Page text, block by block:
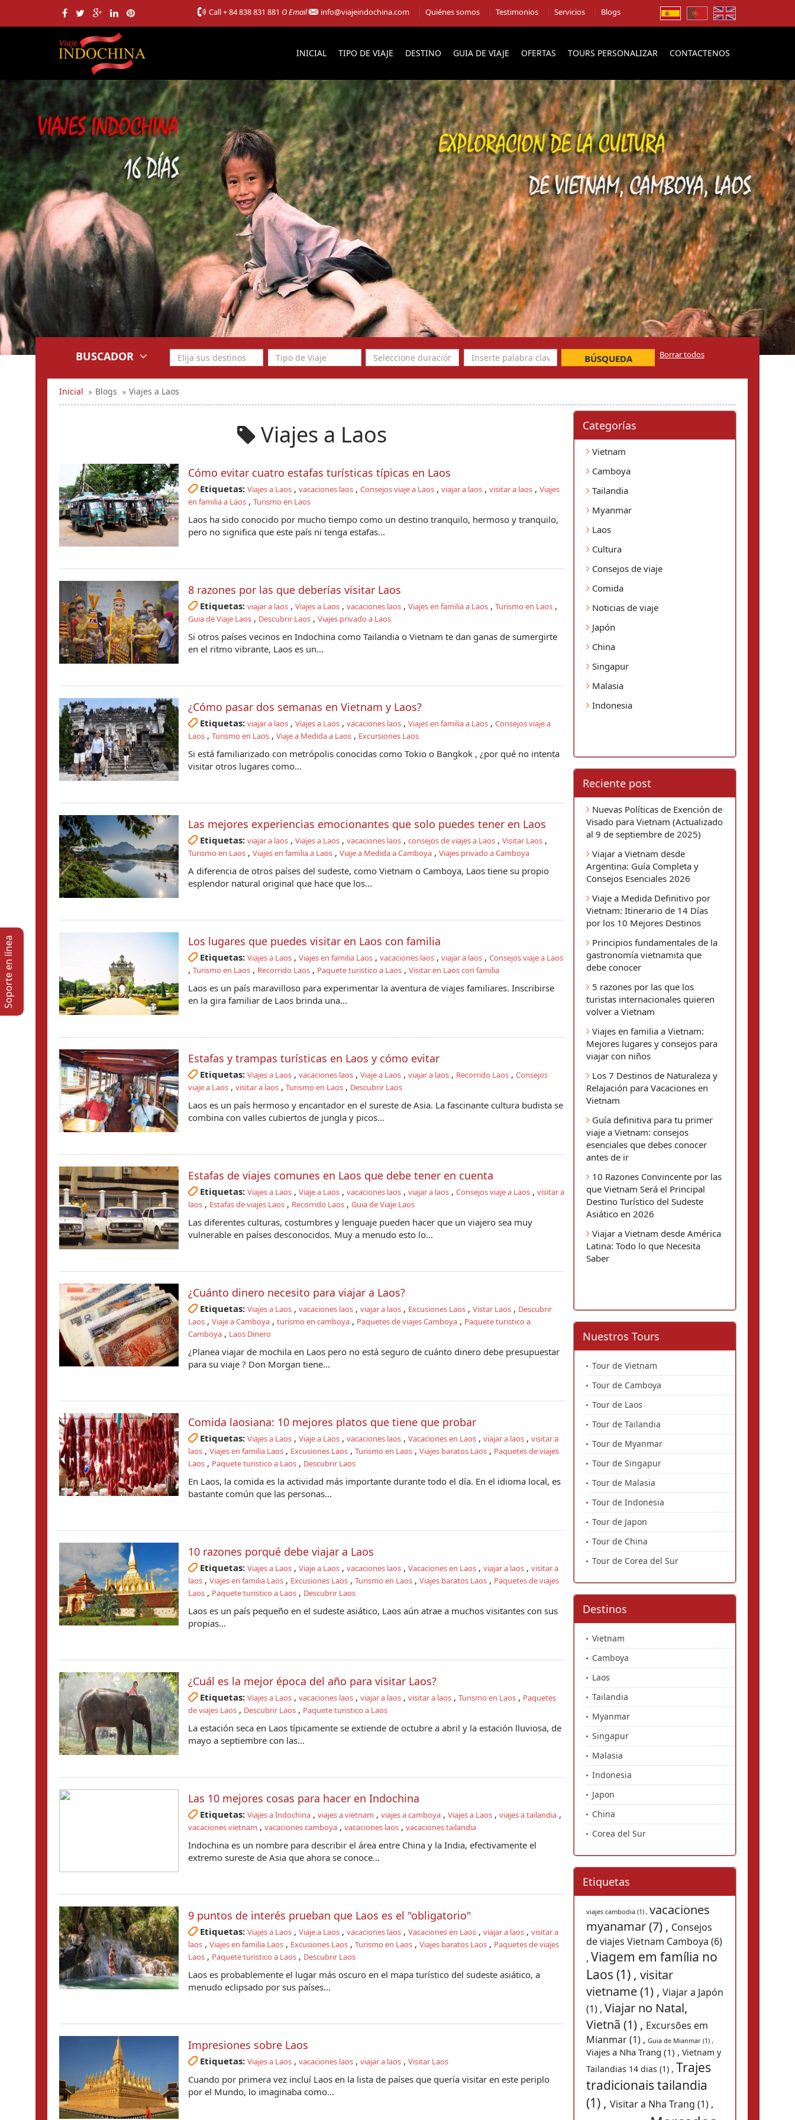
Call+ 84 838 831 881 O Email info@viajeindochina.com Quiénes somos Testimonios Servicios Blogs
INICIAL TIPO DE VIAJE DESTINO GUIA DE VIAJE OFERTAS TOURS PERSONALIZAR CONTACTENOS
BUSCADOR BÚSQUEDA Borrar todos
Inicial Blogs Viajes a Laos
Viajes a Laos
Cómo evitar cuatro estafas turísticas típicas en Laos
Etiquetas: Viajes a Laos, vacaciones laos, Consejos viaje a Laos, viajar a laos, visitar a laos, Viajes
en familia a Laos, Turismo en Laos
Laos ha sido conocido por mucho tiempo como un destino tranquilo, hermoso y tranquilo,
pero no significa que este país ni tenga estafas...
8 razones por las que deberías visitar Laos
Etiquetas: viajar a laos, Viajes a Laos, vacaciones laos, Viajes en familia a Laos, Turismo en Laos,
Guia de Viaje Laos, Descubrir Laos, Viajes privado a Laos
Si otros países vecinos en Indochina como Tailandia o Vietnam te dan ganas de sumergirte
en el ritmo vibrante, Laos es un...
¿Cómo pasar dos semanas en Vietnam y Laos?
Etiquetas: viajar a laos, Viajes a Laos, vacaciones laos, Viajes en familia a Laos, Consejos viaje a
Laos, Turismo en Laos, Viaje a Medida a Laos, Excursiones Laos
Si está familiarizado con metrópolis conocidas como Tokio o Bangkok , ¿por qué no intenta
visitar otros lugares como...
Las mejores experiencias emocionantes que solo puedes tener en Laos
Etiquetas: viajar a laos, Viajes a Laos, vacaciones laos, consejos de viajes a Laos, Visitar Laos,
Turismo en Laos, Viajes en familia a Laos, Viaje a Medida a Camboya, Viajes privado a Camboya
A diferencia de otros países del sudeste, como Vietnam o Camboya, Laos tiene su propio
esplendor natural original que hace que los...
Los lugares que puedes visitar en Laos con familia
Etiquetas: Viajes a Laos, Viajes en familia Laos, vacaciones laos, viajar a laos, Consejos viaje a Laos
, Turismo en Laos, Recorrido Laos, Paquete turistico a Laos, Visitar en Laos con familia
Laos es un país maravilloso para experimentar la aventura de viajes familiares. Inscribirse
en la gira familiar de Laos brinda una...
Estafas y trampas turísticas en Laos y cómo evitar
Etiquetas: Viajes a Laos, vacaciones laos, Viaje a Laos, viajar a laos, Recorrido Laos, Consejos
viaje a Laos, visitar a laos, Turismo en Laos, Descubrir Laos
Laos es un país hermoso y encantador en el sureste de Asia. La fascinante cultura budista se
combina con valles cubiertos de jungla y picos...
Estafas de viajes comunes en Laos que debe tener en cuenta
Etiquetas: Viajes a Laos, Viaje a Laos, vacaciones laos, viajar a laos, Consejos viaje a Laos, visitar a
laos, Estafas de viajes Laos, Recorrido Laos, Guia de Viaje Laos
Las diferentes culturas, costumbres y lenguaje pueden hacer que un viajero sea muy
vulnerable en países desconocidos. Muy a menudo esto lo...
¿Cuánto dinero necesito para viajar a Laos?
Etiquetas: Viajes a Laos, vacaciones laos, viajar a laos, Excusiones Laos, Vistar Laos, Descubrir
Laos, Viaje a Camboya, turismo en camboya, Paquetes de viajes Camboya, Paquete turistico a
Camboya, Laos Dinero
¿Planea viajar de mochila en Laos pero no está seguro de cuánto dinero debe presupuestar
para su viaje ? Don Morgan tiene...
Comida laosiana: 10 mejores platos que tiene que probar
Etiquetas: Viajes a Laos, Viaje a Laos, vacaciones laos, Vacaciones en Laos, viajar a laos, visitar a
laos, Viajes en familia Laos, Excusiones Laos, Turismo en Laos, Viajes baratos Laos, Paquetes de viajes
Laos, Paquete turistico a Laos, Descubrir Laos
En Laos, la comida es la actividad más importante durante todo el día. En el idioma local, es
bastante común que las personas...
10 razones porqué debe viajar a Laos
Etiquetas: Viajes a Laos, Viaje a Laos, vacaciones laos, Vacaciones en Laos, viajar a laos, visitar a
laos, Viajes en familia Laos, Excusiones Laos, Turismo en Laos, Viajes baratos Laos, Paquetes de viajes
Laos, Paquete turistico a Laos, Descubrir Laos
Laos es un país pequeño en el sudeste asiático, Laos aún atrae a muchos visitantes con sus
propias...
¿Cuál es la mejor época del año para visitar Laos?
Etiquetas: Viajes a Laos, vacaciones laos, viajar a laos, visitar a laos, Turismo en Laos, Paquetes
de viajes Laos, Descubrir Laos, Paquete turistico a Laos
La estación seca en Laos típicamente se extiende de octubre a abril y la estación lluviosa, de
mayo a septiembre con las...
Las 10 mejores cosas para hacer en Indochina
Etiquetas: Viajes a Indochina, viajes a vietnam , viajes a camboya, Viajes a Laos, viajes a tailandia,
vacaciones vietnam , vacaciones camboya, vacaciones laos, vacaciones tailandia
Indochina es un nombre para describir el área entre China y la India, efectivamente el
extremo sureste de Asia que ahora se conoce...
9 puntos de interés prueban que Laos es el "obligatorio"
Etiquetas: Viajes a Laos, Viaje a Laos, vacaciones laos, Vacaciones en Laos, viajar a laos, visitar a
laos, Viajes en familia Laos, Excusiones Laos, Turismo en Laos, Viajes baratos Laos, Paquetes de viajes
Laos, Paquete turistico a Laos, Descubrir Laos
Laos es probablemente el lugar más oscuro en el mapa turístico del sudeste asiático, a
menudo eclipsado por sus países...
Impresiones sobre Laos
Etiquetas: Viajes a Laos, vacaciones laos, viajar a laos, Visitar Laos
Cuando por primera vez incluí Laos en la lista de países que quería visitar en este periplo
por el Mundo, lo imaginaba como...
Categorí­as
Vietnam
Camboya
Tailandia
Myanmar
Laos
Cultura
Consejos de viaje
Comida
Noticias de viaje
Japón
China
Singapur
Malasia
Indonesia
Reciente post
Nuevas Políticas de Exención de
Visado para Vietnam (Actualizado
al 9 de septiembre de 2025)
Viajar a Vietnam desde
Argentina: Guía Completa y
Consejos Esenciales 2026
Viaje a Medida Definitivo por
Vietnam: Itinerario de 14 Días
por los 10 Mejores Destinos
Principios fundamentales de la
gastronomía vietnamita que
debe conocer
5 razones por las que los
turistas internacionales quieren
volver a Vietnam
Viajes en familia a Vietnam:
Mejores lugares y consejos para
viajar con niños
Los 7 Destinos de Naturaleza y
Relajación para Vacaciones en
Vietnam
Guía definitiva para tu primer
viaje a Vietnam: consejos
esenciales que debes conocer
antes de ir
10 Razones Convincente por las
que Vietnam Será el Principal
Destino Turístico del Sudeste
Asiático en 2026
Viajar a Vietnam desde América
Latina: Todo lo que Necesita
Saber
Nuestros Tours
Tour de Vietnam
Tour de Camboya
Tour de Laos
Tour de Tailandia
Tour de Myanmar
Tour de Singapur
Tour de Malasia
Tour de Indonesia
Tour de Japon
Tour de China
Tour de Corea del Sur
Destinos
Vietnam
Camboya
Laos
Tailandia
Myanmar
Singapur
Malasia
Indonesia
Japon
China
Corea del Sur
Etiquetas
viajes cambodia (1) , vacaciones
myanamar (7) , Consejos
de viajes Vietnam Camboya (6)
, Viagem em família no
Laos (1) , visitar
vietname (1) , Viajar a Japón
(1) , Viajar no Natal,
Vietnã (1) , Excursões em
Mianmar (1) , Guia de Mianmar (1) ,
Viajes a Nha Trang (1) , Vietnam y
Tailandias 14 dias (1) , Trajes
tradicionais tailandia
(1) , Visitar a Nha Trang (1) ,
Soporte en lí­nea